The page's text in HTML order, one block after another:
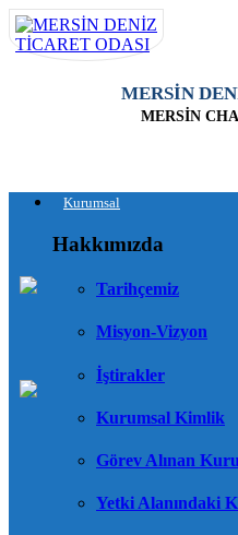
MERSİN
MERSİN
Kurumsal
Hakkımızda
Tarihçemiz
Misyon-Vizyon
İştirakler
Kurumsal Kimlik
Görev Alınan
Yetki Alanındaki